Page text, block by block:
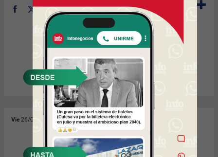
Vie 26/03/2010 Jue11/03/2010